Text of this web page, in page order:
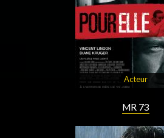
Acteur
MR 73